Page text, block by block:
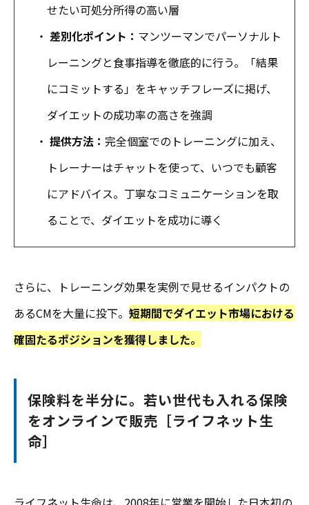
せたい可処分所得の高い層
・ 差別化ポイント： マンツーマンでパーソナルト
レーニングと食事指導を徹底的に行う。「結果
にコミットする」をキャッチフレーズに掲げ、
ダイエットの成功率の高さを強調
・ 提供方法： 完全個室でのトレーニングに加え、
トレーナーはチャットを使って、いつでも顧客
にアドバイス。丁寧なコミュニケーションを取
ることで、ダイエットを成功に導く
さらに、トレーニング効果を実例で見せるインパクトの
あるCMを大量に投下。 短期間でダイエット市場における
確固たるポジションを獲得しました。
保険料を半分に。若い世代も入れる保険
をオンラインで販売［ライフネット生
命］